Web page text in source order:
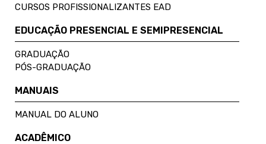
CURSOS PROFISSIONALIZANTES EAD
EDUCAÇÃO PRESENCIAL E SEMIPRESENCIAL
GRADUAÇÃO
PÓS-GRADUAÇÃO
MANUAIS
MANUAL DO ALUNO
ACADÊMICO